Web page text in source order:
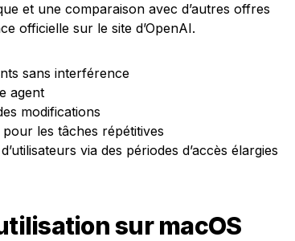
et une comparaison avec d’autres offres
officielle sur le site d’OpenAI.
sans interférence
agent
modifications
pour les tâches répétitives
via des périodes d’accès élargies
sur macOS